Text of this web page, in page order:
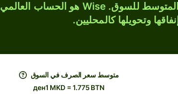
حوّل MKD إلى BTN بسعر الصرف المتوسط للسوق. Wise هو الحساب العالمي
وتحويلها كالمحليين.
متوسط ​​سعر الصرف في السوق
ден1 MKD = 1.775 BTN